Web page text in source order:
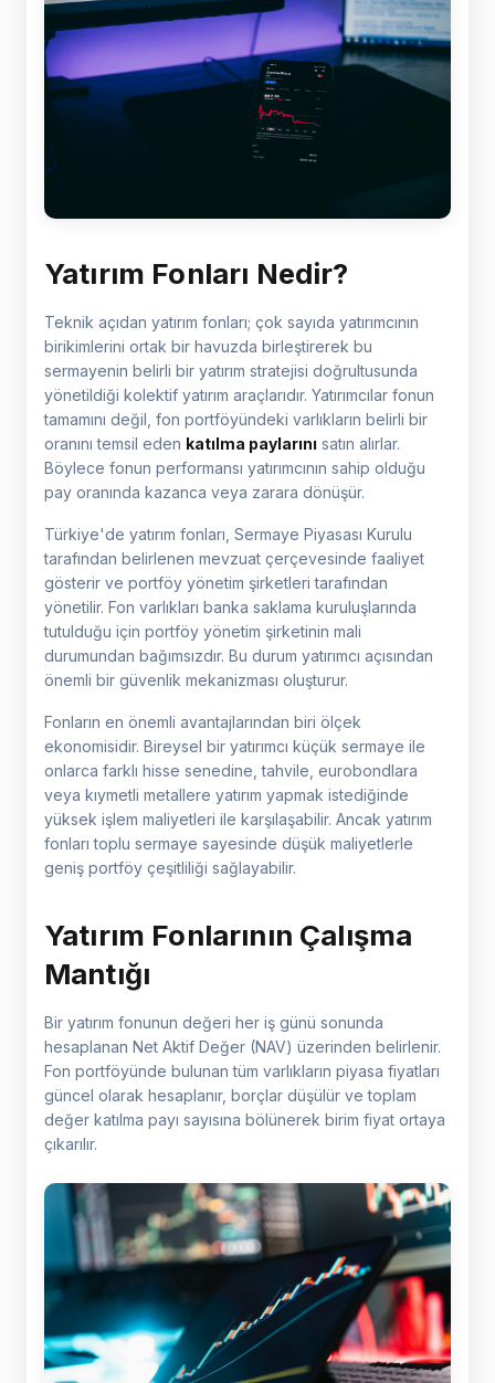
Yatırım Fonları Nedir?
Teknik açıdan yatırım fonları; çok sayıda yatırımcının
birikimlerini ortak bir havuzda birleştirerek bu
sermayenin belirli bir yatırım stratejisi doğrultusunda
yönetildiği kolektif yatırım araçlarıdır. Yatırımcılar fonun
tamamını değil, fon portföyündeki varlıkların belirli bir
oranını temsil eden katılma paylarını satın alırlar.
Böylece fonun performansı yatırımcının sahip olduğu
pay oranında kazanca veya zarara dönüşür.
Türkiye'de yatırım fonları, Sermaye Piyasası Kurulu
tarafından belirlenen mevzuat çerçevesinde faaliyet
gösterir ve portföy yönetim şirketleri tarafından
yönetilir. Fon varlıkları banka saklama kuruluşlarında
tutulduğu için portföy yönetim şirketinin mali
durumundan bağımsızdır. Bu durum yatırımcı açısından
önemli bir güvenlik mekanizması oluşturur.
Fonların en önemli avantajlarından biri ölçek
ekonomisidir. Bireysel bir yatırımcı küçük sermaye ile
onlarca farklı hisse senedine, tahvile, eurobondlara
veya kıymetli metallere yatırım yapmak istediğinde
yüksek işlem maliyetleri ile karşılaşabilir. Ancak yatırım
fonları toplu sermaye sayesinde düşük maliyetlerle
geniş portföy çeşitliliği sağlayabilir.
Yatırım Fonlarının Çalışma
Mantığı
Bir yatırım fonunun değeri her iş günü sonunda
hesaplanan Net Aktif Değer (NAV) üzerinden belirlenir.
Fon portföyünde bulunan tüm varlıkların piyasa fiyatları
güncel olarak hesaplanır, borçlar düşülür ve toplam
değer katılma payı sayısına bölünerek birim fiyat ortaya
çıkarılır.